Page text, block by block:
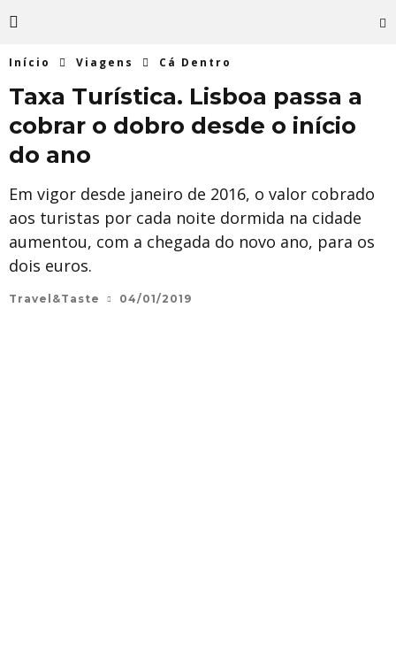
Início Viagens Cá Dentro
Taxa Turística. Lisboa passa a
cobrar o dobro desde o início
do ano
Em vigor desde janeiro de 2016, o valor cobrado
aos turistas por cada noite dormida na cidade
aumentou, com a chegada do novo ano, para os
dois euros.
Travel&Taste 04/01/2019